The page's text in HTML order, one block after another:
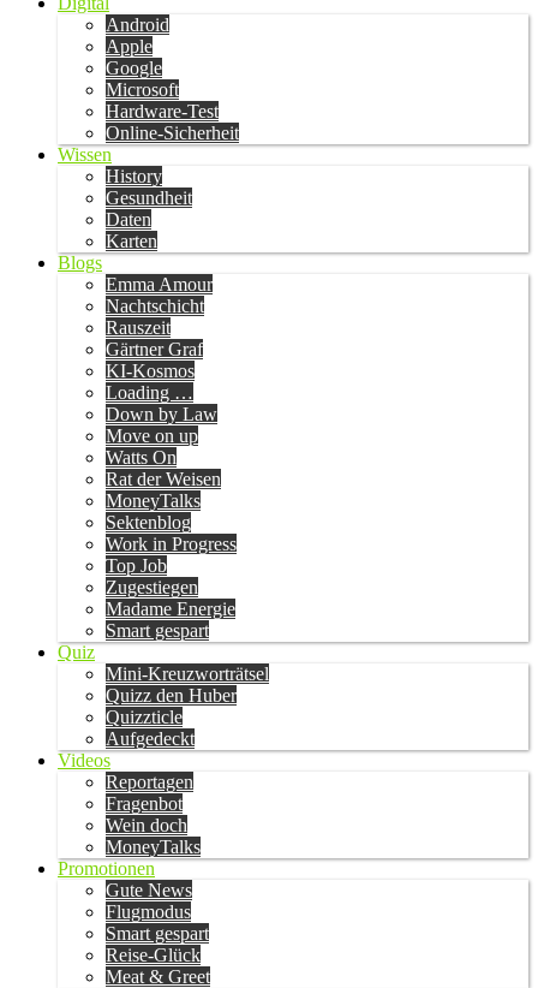
Android
Apple
Google
Microsoft
Hardware-Test
Online-Sicherheit
Wissen
History
Gesundheit
Daten
Karten
Blogs
Emma Amour
Nachtschicht
Rauszeit
Gärtner Graf
KI-Kosmos
Loading …
Down by Law
Move on up
Watts On
Rat der Weisen
MoneyTalks
Sektenblog
Work in Progress
Top Job
Zugestiegen
Madame Energie
Smart gespart
Quiz
Mini-Kreuzworträtsel
Quizz den Huber
Quizzticle
Aufgedeckt
Videos
Reportagen
Fragenbot
Wein doch
MoneyTalks
Promotionen
Gute News
Flugmodus
Smart gespart
Reise-Glück
Meat & Greet